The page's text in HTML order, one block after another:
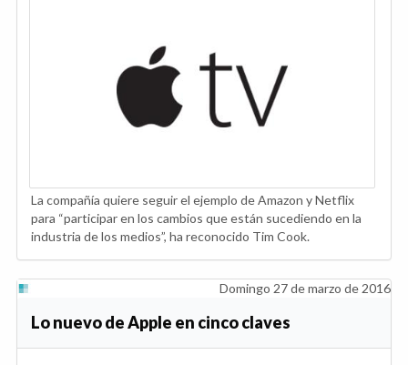
La compañía quiere seguir el ejemplo de Amazon y Netflix
para “participar en los cambios que están sucediendo en la
industria de los medios”, ha reconocido Tim Cook.
Domingo 27 de marzo de 2016
Lo nuevo de Apple en cinco claves